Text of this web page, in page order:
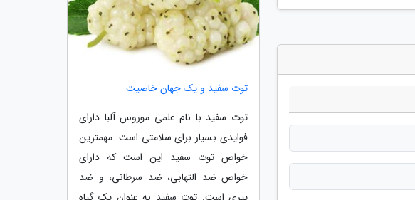
توت سفید و یک جهان خاصیت
توت سفید با نام علمی موروس آلبا دارای
فوایدی بسیار برای سلامتی است. مهمترین
خواص توت سفید این است که دارای
خواص ضد التهابی، ضد سرطانی، و ضد